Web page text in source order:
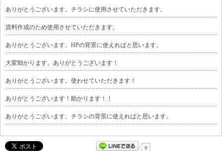
ありがとうございます。チラシに使用させていただきます。
資料作成のため使用させていただきます。
ありがとうございます。HPの背景に使えればと思います。
大変助かります。ありがとうございます！
ありがとうございます。使わせていただきます！
ありがとうございます！助かります！！
ありがとうございます。チラシの背景に使えればと思います。
0